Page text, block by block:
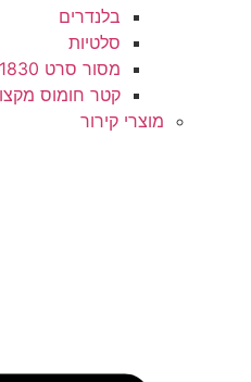
בלנדרים
סלטיות
מסור סרט 1830 תלת פאזי
קטר חומוס מקצועי
מוצרי קירור